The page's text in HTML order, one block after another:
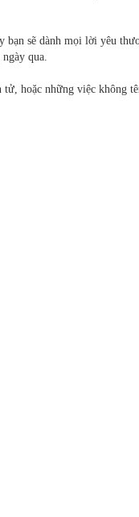
bạn sẽ dành mọi lời yêu
qua.
hoặc những việc không